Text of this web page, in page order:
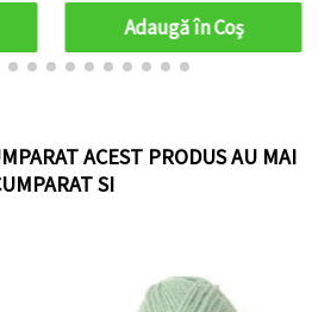
Adaugă în Coş
ACEST PRODUS AU MAI
SI